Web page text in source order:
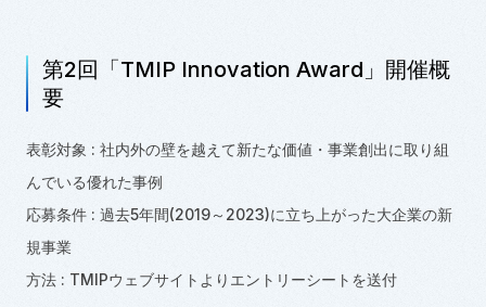
第2回「TMIP Innovation Award」開催概
要
表彰対象 : 社内外の壁を越えて新たな価値・事業創出に取り組
んでいる優れた事例
応募条件 : 過去5年間(2019～2023)に立ち上がった大企業の新
規事業
方法 : TMIPウェブサイトよりエントリーシートを送付